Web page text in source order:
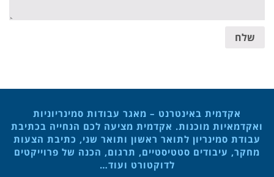
שלח
אקדמית באינטרנט – מאגר עבודות סמינריוניות
ואקדמאיות מוכנות. אקדמית מציעה לכם הנחייה בכתיבת
עבודת סמינריון לתואר ראשון ותואר שני, כתיבת הצעות
מחקר, עיבודים סטטיסטיים, תרגום, הכנה של פרוייקטים
לדוקטורט ועוד…